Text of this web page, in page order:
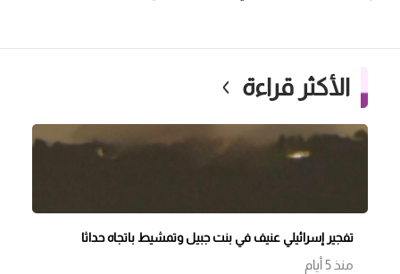
الأكثر قراءة
تفجير إسرائيلي عنيف في بنت جبيل وتمشيط باتجاه حداثا
منذ 5 أيام